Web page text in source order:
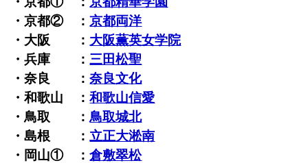
・京都② ：京都両洋
・大阪 ： 大阪薫英女学院
・兵庫 ： 三田松聖
・奈良 ：奈良文化
・和歌山 ：和歌山信愛
・鳥取 ： 鳥取城北
・島根 ： 立正大淞南
・岡山① ：倉敷翠松